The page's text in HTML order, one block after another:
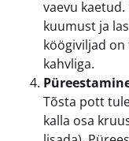
vaevu
kuumust ja
köögiviljad
kahvliga.
Tõsta pott
kalla osa